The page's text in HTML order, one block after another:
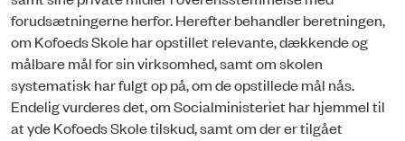
forudsætningerne herfor. Herefter behandler beretningen,
om Kofoeds Skole har opstillet relevante, dækkende og
målbare mål for sin virksomhed, samt om skolen
systematisk har fulgt op på, om de opstillede mål nås.
Endelig vurderes det, om Socialministeriet har hjemmel til
at yde Kofoeds Skole tilskud, samt om der er tilgået